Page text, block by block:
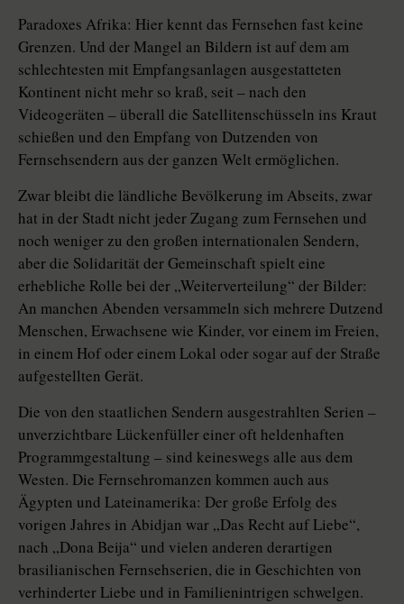
Paradoxes Afrika: Hier kennt das Fernsehen fast keine
Grenzen. Und der Mangel an Bildern ist auf dem am
schlechtesten mit Empfangsanlagen ausgestatteten
Kontinent nicht mehr so kraß, seit – nach den
Videogeräten – überall die Satellitenschüsseln ins Kraut
schießen und den Empfang von Dutzenden von
Fernsehsendern aus der ganzen Welt ermöglichen.
Zwar bleibt die ländliche Bevölkerung im Abseits, zwar
hat in der Stadt nicht jeder Zugang zum Fernsehen und
noch weniger zu den großen internationalen Sendern,
aber die Solidarität der Gemeinschaft spielt eine
erhebliche Rolle bei der „Weiterverteilung“ der Bilder:
An manchen Abenden versammeln sich mehrere Dutzend
Menschen, Erwachsene wie Kinder, vor einem im Freien,
in einem Hof oder einem Lokal oder sogar auf der Straße
aufgestellten Gerät.
Die von den staatlichen Sendern ausgestrahlten Serien –
unverzichtbare Lückenfüller einer oft heldenhaften
Programmgestaltung – sind keineswegs alle aus dem
Westen. Die Fernsehromanzen kommen auch aus
Ägypten und Lateinamerika: Der große Erfolg des
vorigen Jahres in Abidjan war „Das Recht auf Liebe“,
nach „Dona Beija“ und vielen anderen derartigen
brasilianischen Fernsehserien, die in Geschichten von
verhinderter Liebe und in Familienintrigen schwelgen.